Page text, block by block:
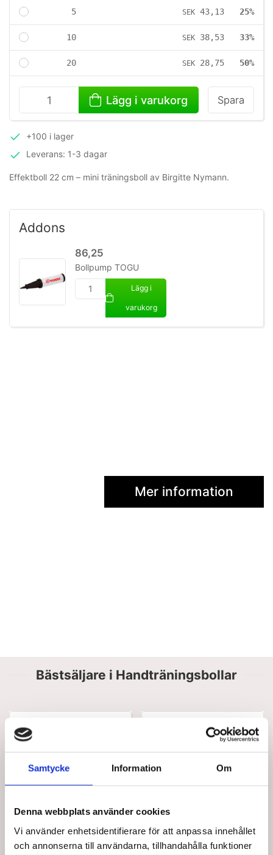
Samtycke Information Om
Denna webbplats använder cookies
Vi använder enhetsidentifierare för att anpassa innehållet
och annonserna till användarna, tillhandahålla funktioner
Lägg i varukorg Spara
5 SEK 43,13 25%
10 SEK 38,53 33%
20 SEK 28,75 50%
+100 i lager
Leverans: 1-3 dagar
Effektboll 22 cm – mini träningsboll av Birgitte Nymann.
Addons
86,25
Bollpump TOGU
Lägg i
varukorg
Mer information
Bästsäljare i Handträningsbollar
EF23
Effekt Bold 22 cm -
träningsboll i
miniformat
Standard försäljningspris SEK
464105
6.5 cm, antracit.